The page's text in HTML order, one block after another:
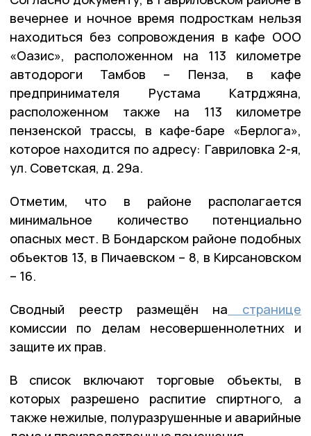
вечернее и ночное время подросткам нельзя
находиться без сопровождения в кафе ООО
«Оазис», расположенном на 113 километре
автодороги Тамбов – Пенза, в кафе
предпринимателя Рустама Катрджяна,
расположенном также на 113 километре
пензенской трассы, в кафе-баре «Берлога»,
которое находится по адресу: Гавриловка 2-я,
ул. Советская, д. 29а.
Отметим, что в районе располагается
минимальное количество потенциально
опасных мест. В Бондарском районе подобных
объектов 13, в Пичаевском – 8, в Кирсановском
– 16.
Сводный реестр размещён на странице
комиссии по делам несовершеннолетних и
защите их прав.
В список включают торговые объекты, в
которых разрешено распитие спиртного, а
также нежилые, полуразрушенные и аварийные